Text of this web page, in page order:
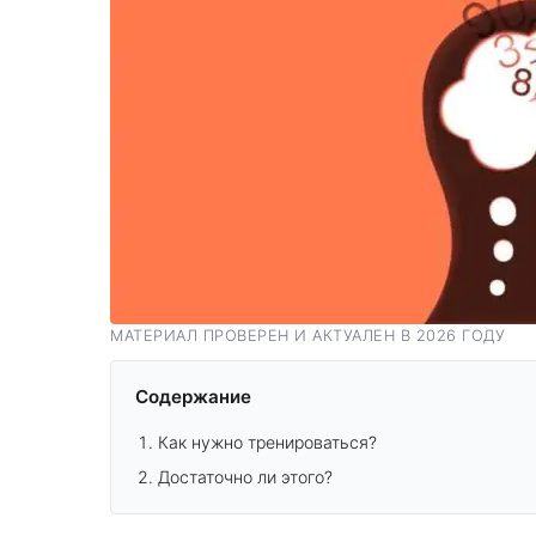
МАТЕРИАЛ ПРОВЕРЕН И АКТУАЛЕН В 2026 ГОДУ
Содержание
Как нужно тренироваться?
Достаточно ли этого?